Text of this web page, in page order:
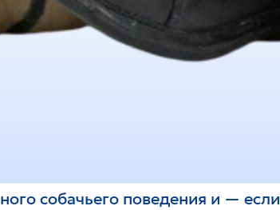
собачьего поведения и — если